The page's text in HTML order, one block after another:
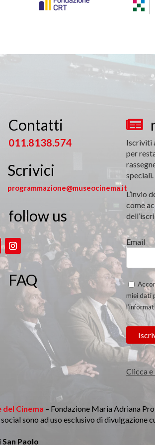
Contatti
011.8138.574
Scrivici
programmazione@museocinema.it
follow us
FAQ

Iscriviti
per
speciali.
L’invio
come
Email
miei dati
Clicca
del Cinema – Fondazione Maria Adriana
sono ad uso esclusivo di divulgazione
Paolo